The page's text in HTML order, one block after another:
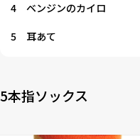
4
ベンジンのカイロ
5
耳あて
5本指ソックス